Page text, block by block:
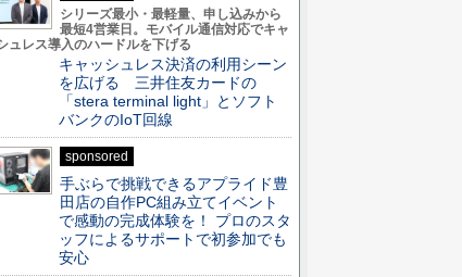
シリーズ最小・最軽量、申し込みから
最短4営業日。モバイル通信対応でキャ
ュレス導入のハードルを下げる
キャッシュレス決済の利用シーン
を広げる 三井住友カードの
「stera terminal light」とソフト
バンクのIoT回線
sponsored
手ぶらで挑戦できるアプライド豊
田店の自作PC組み立てイベント
で感動の完成体験を！ プロのスタ
ッフによるサポートで初参加でも
安心